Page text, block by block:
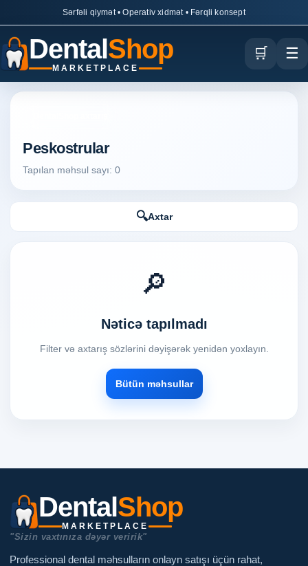
Sərfəli qiymət • Operativ xidmət • Fərqli konsept
DentalShop
MARKETPLACE
🛒 ☰
Peskostrular
Tapılan məhsul sayı: 0
🔍Axtar
🔎
Nəticə tapılmadı
Filter və axtarış sözlərini dəyişərək yenidən yoxlayın.
Bütün məhsullar
DentalShop
MARKETPLACE
"Sizin vaxtınıza dəyər veririk"
Professional dental məhsulların onlayn satışı üçün rahat,